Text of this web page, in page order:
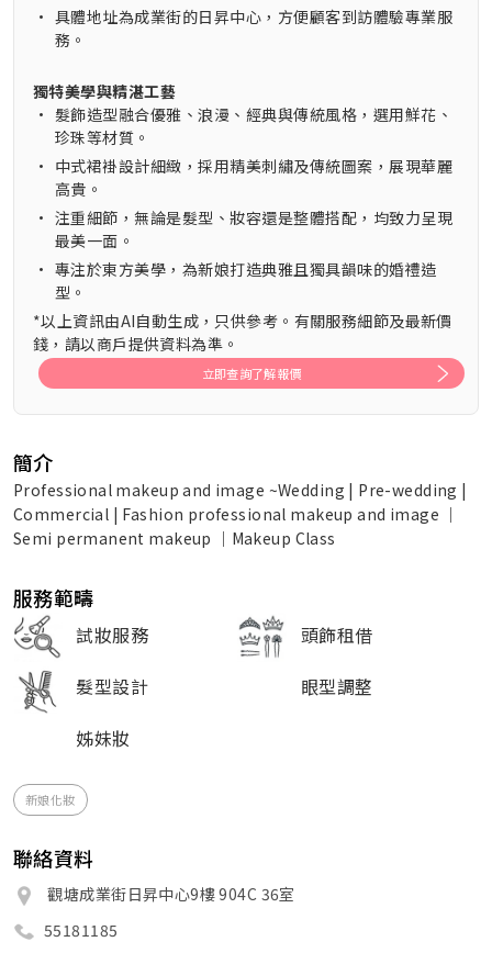
• 具體地址為成業街的日昇中心，方便顧客到訪體驗專業服
務。
獨特美學與精湛工藝
• 髮飾造型融合優雅、浪漫、經典與傳統風格，選用鮮花、
珍珠等材質。
• 中式裙褂設計細緻，採用精美刺繡及傳統圖案，展現華麗
高貴。
• 注重細節，無論是髮型、妝容還是整體搭配，均致力呈現
最美一面。
• 專注於東方美學，為新娘打造典雅且獨具韻味的婚禮造
型。
*以上資訊由AI自動生成，只供參考。有關服務細節及最新價
錢，請以商戶提供資料為準。
立即查詢了解報價
簡介
Professional makeup and image ~Wedding | Pre-wedding |
Commercial | Fashion professional makeup and image ｜
Semi permanent makeup ｜Makeup Class
服務範疇
試妝服務
頭飾租借
髮型設計
眼型調整
姊妹妝
新娘化妝
聯絡資料
觀塘成業街日昇中心9樓 904C 36室
55181185